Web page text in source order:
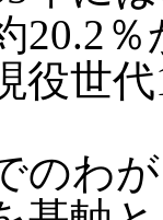
20.2
役世
のわ